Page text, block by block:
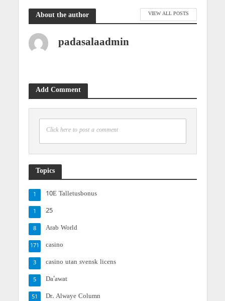
About the author VIEW ALL POSTS
padasalaadmin
Add Comment
Click here to post a comment
Topics
10E Talletusbonus
1
25
1
Arab World
8
casino
171
casino utan svensk licens
3
Da'awat
5
Dr. Alwaye Column
51